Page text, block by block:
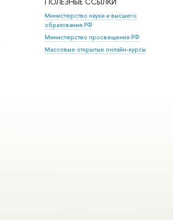
Министерство науки и высшего
образования РФ
Министерство просвещения РФ
Массовые открытые онлайн-курсы